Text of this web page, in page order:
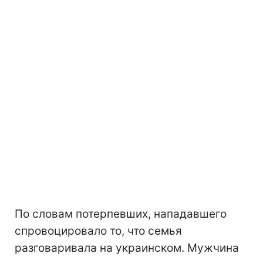
По словам потерпевших, нападавшего
спровоцировало то, что семья
разговаривала на украинском. Мужчина